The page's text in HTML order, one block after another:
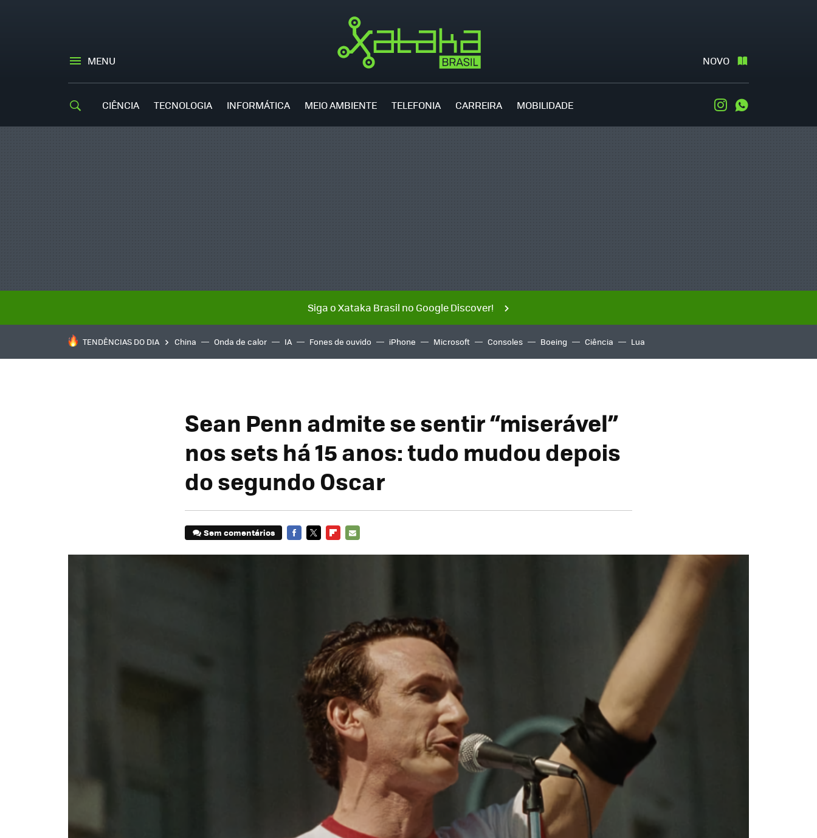
MENU NOVO
CIÊNCIA TECNOLOGIA INFORMÁTICA MEIO AMBIENTE TELEFONIA CARREIRA MOBILIDADE Instagram
Siga o Xataka Brasil no Google Discover!
TENDÊNCIAS DO DIA China Onda de calor IA Fones de ouvido iPhone Microsoft Consoles Boeing Ciência Lua
Sean Penn admite se sentir “miserável”
nos sets há 15 anos: tudo mudou depois
do segundo Oscar
Sem comentários